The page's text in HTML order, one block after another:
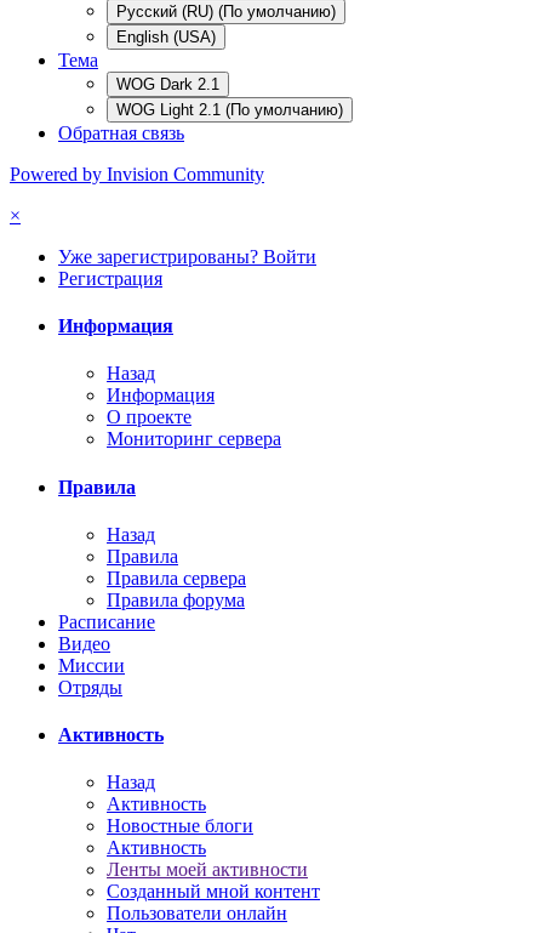
Русский (RU) (По умолчанию)
English (USA)
Тема
WOG Dark 2.1
WOG Light 2.1 (По умолчанию)
Обратная связь
Powered by Invision Community
×
Уже зарегистрированы? Войти
Регистрация
Информация
Назад
Информация
О проекте
Мониторинг сервера
Правила
Назад
Правила
Правила сервера
Правила форума
Расписание
Видео
Миссии
Отряды
Активность
Назад
Активность
Новостные блоги
Активность
Ленты моей активности
Созданный мной контент
Пользователи онлайн